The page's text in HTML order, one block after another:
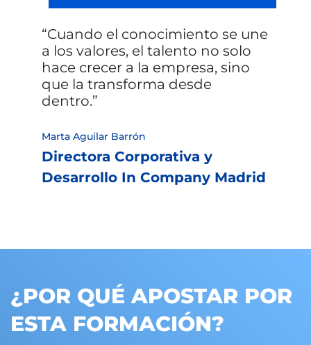
Cuando el conocimiento se une
a los valores, el talento no solo
hace crecer a la empresa, sino
que la transforma desde
dentro.
Marta Aguilar Barrón
Directora Corporativa y
Desarrollo In Company Madrid
¿POR QUÉ APOSTAR POR
ESTA FORMACIÓN?